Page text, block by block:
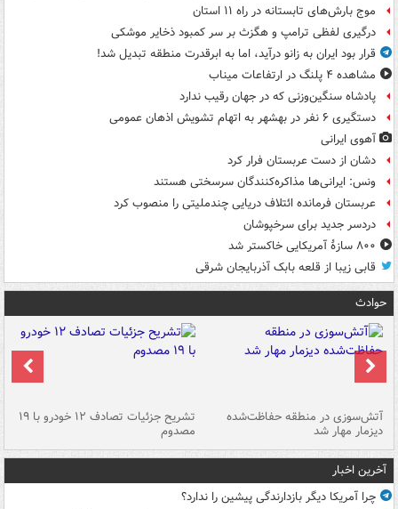
موج بارش‌های تابستانه در راه ۱۱ استان
درگیری لفظی ترامپ و هگزث بر سر کمبود ذخایر موشکی
قرار بود ایران به زانو درآید، اما به ابرقدرت منطقه تبدیل شد!
مشاهده ۴ پلنگ در ارتفاعات میناب
پادشاه سنگین‌وزنی که در جهان رقیب ندارد
دستگیری ۶ نفر در بهشهر به اتهام تشویش اذهان عمومی
آهوی ایرانی
دشان از دست عربستان فرار کرد
ونس: ایرانی‌ها مذاکره‌کنندگان سرسختی هستند
عربستان فرمانده ائتلاف دریایی چندملیتی را منصوب کرد
دردسر جدید برای سرخپوشان
۸۰۰ سازۀ آمریکایی خاکستر شد
قابی زیبا از قلعه بابک آذربایجان شرقی
حوادث
آتش‌سوزی در منطقه حفاظت‌شده
دیزمار مهار شد
تشریح جزئیات تصادف ۱۲ خودرو با ۱۹
مصدوم
آخرین اخبار
چرا آمریکا دیگر بازدارندگی پیشین را ندارد؟